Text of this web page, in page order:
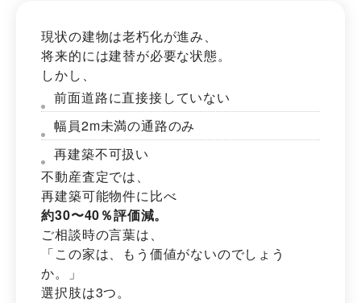
現状の建物は老朽化が進み、
将来的には建替が必要な状態。
しかし、
前面道路に直接接していない
幅員2m未満の通路のみ
再建築不可扱い
不動産査定では、
再建築可能物件に比べ
約30〜40％評価減。
ご相談時の言葉は、
「この家は、もう価値がないのでしょう
か。」
選択肢は3つ。